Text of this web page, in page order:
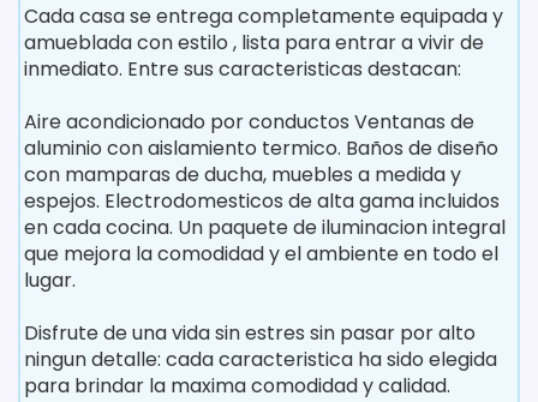
Cada casa se entrega completamente equipada y
amueblada con estilo , lista para entrar a vivir de
inmediato. Entre sus caracteristicas destacan:
Aire acondicionado por conductos Ventanas de
aluminio con aislamiento termico. Baños de diseño
con mamparas de ducha, muebles a medida y
espejos. Electrodomesticos de alta gama incluidos
en cada cocina. Un paquete de iluminacion integral
que mejora la comodidad y el ambiente en todo el
lugar.
Disfrute de una vida sin estres sin pasar por alto
ningun detalle: cada caracteristica ha sido elegida
para brindar la maxima comodidad y calidad.